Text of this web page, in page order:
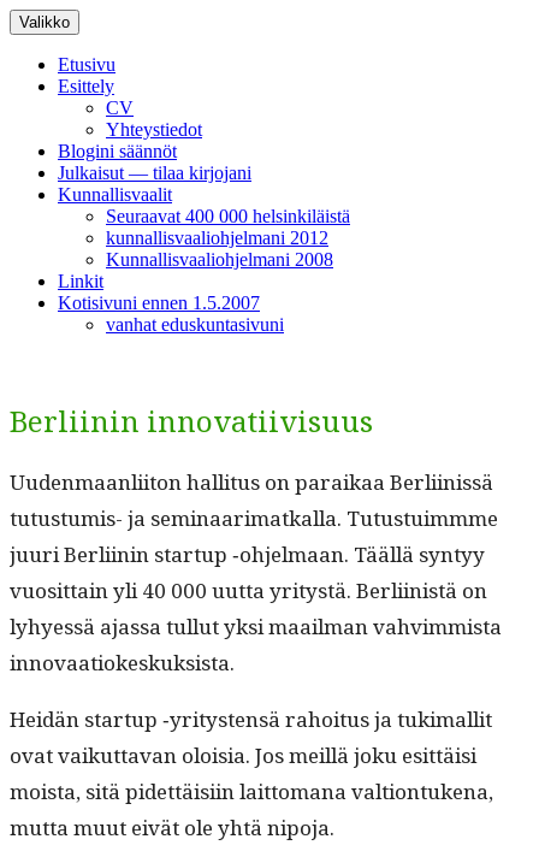
Siirry
sisältöön
Valikko
Etusivu
Esittely
CV
Yhteystiedot
Blogini säännöt
Julkaisut — tilaa kirjojani
Kunnallisvaalit
Seuraavat 400 000 helsinkiläistä
kunnallisvaaliohjelmani 2012
Kunnallisvaaliohjelmani 2008
Linkit
Kotisivuni ennen 1.5.2007
vanhat eduskuntasivuni
Berliinin innovatiivisuus
Uuden­maan­li­iton hal­li­tus on paraikaa Berli­inis­sä
tutus­tu­mis- ja sem­i­naari­matkalla. Tutus­tu­im­mme
juuri Berli­inin start­up ‑ohjel­maan. Tääl­lä syn­tyy
vuosit­tain yli 40 000 uut­ta yri­tys­tä. Berli­in­istä on
lyhyessä ajas­sa tul­lut yksi maail­man vahvim­mista
innovaatiokeskuksista.
Hei­dän start­up ‑yri­tys­ten­sä rahoi­tus ja tuki­mallit
ovat vaikut­ta­van oloisia. Jos meil­lä joku esit­täisi
moista, sitä pidet­täisi­in lait­tomana val­tion­tuke­na,
mut­ta muut eivät ole yhtä nipoja.